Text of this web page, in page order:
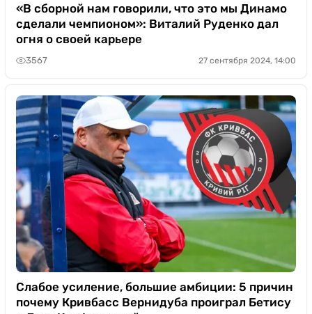
«В сборной нам говорили, что это мы Динамо
сделали чемпионом»: Виталий Руденко дал
огня о своей карьере
3567 27 сентября 2024, 14:00
Слабое усиление, большие амбиции: 5 причин
почему Кривбасс Вернидуба проиграл Бетису